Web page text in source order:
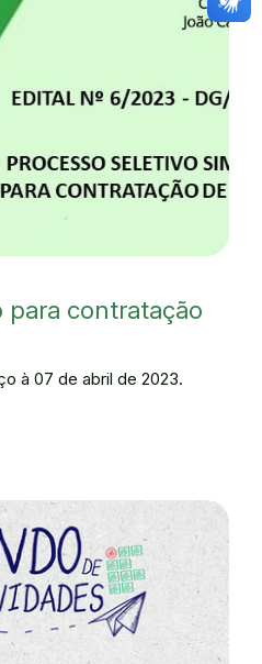
para contratação
à 07 de abril de 2023.